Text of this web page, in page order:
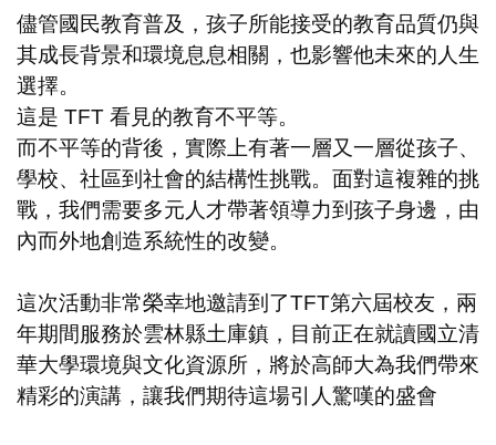
儘管國民教育普及，孩子所能接受的教育品質仍與
其成長背景和環境息息相關，也影響他未來的人生
選擇。
這是 TFT 看見的教育不平等。
而不平等的背後，實際上有著一層又一層從孩子、
學校、社區到社會的結構性挑戰。面對這複雜的挑
戰，我們需要多元人才帶著領導力到孩子身邊，由
內而外地創造系統性的改變。
這次活動非常榮幸地邀請到了TFT第六屆校友，兩
年期間服務於雲林縣土庫鎮，目前正在就讀國立清
華大學環境與文化資源所，將於高師大為我們帶來
精彩的演講，讓我們期待這場引人驚嘆的盛會